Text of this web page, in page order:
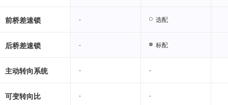
前桥差速锁 - 选配
后桥差速锁 - 标配
主动转向系统 - -
可变转向比 - -
- 选配
- 标配
- -
- -